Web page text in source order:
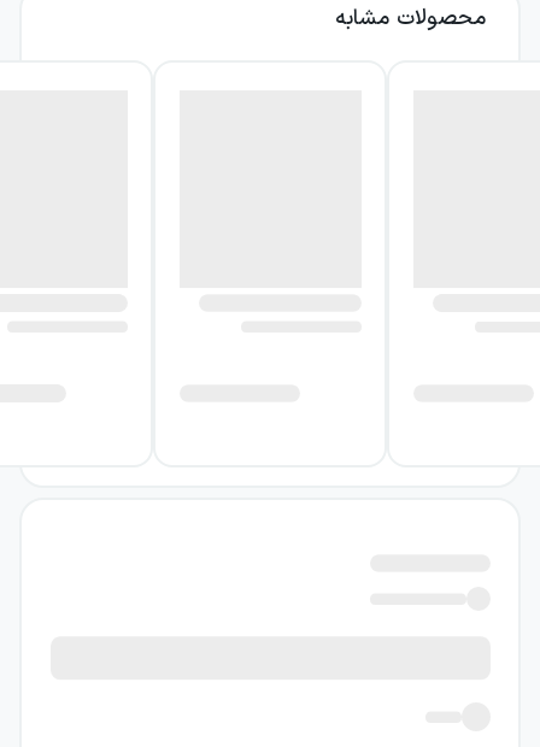
آقایان علی منصف شکری و محمدرضا حسینی‌فرد
محصولات مشابه